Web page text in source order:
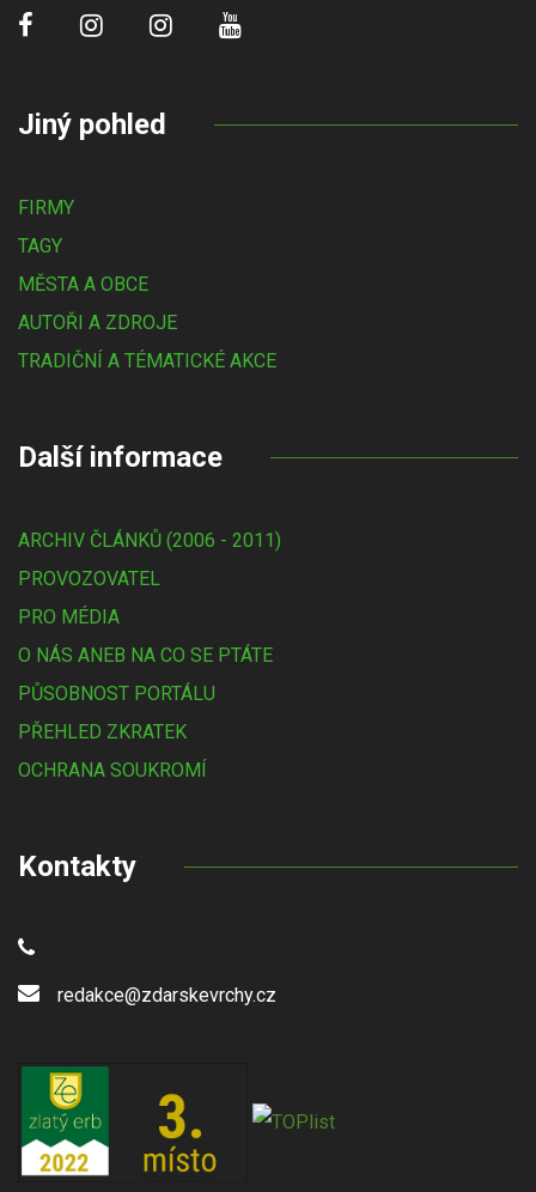
Jiný pohled
FIRMY
TAGY
MĚSTA A OBCE
AUTOŘI A ZDROJE
TRADIČNÍ A TÉMATICKÉ AKCE
Další informace
ARCHIV ČLÁNKŮ (2006 - 2011)
PROVOZOVATEL
PRO MÉDIA
O NÁS ANEB NA CO SE PTÁTE
PŮSOBNOST PORTÁLU
PŘEHLED ZKRATEK
OCHRANA SOUKROMÍ
Kontakty
redakce@zdarskevrchy.cz